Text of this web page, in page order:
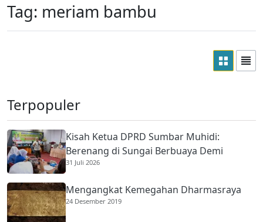
Tag: meriam bambu
Terpopuler
Kisah Ketua DPRD Sumbar Muhidi:
Berenang di Sungai Berbuaya Demi
Membantu Ekonomi Orang Tua
31 Juli 2026
Mengangkat Kemegahan Dharmasraya
24 Desember 2019